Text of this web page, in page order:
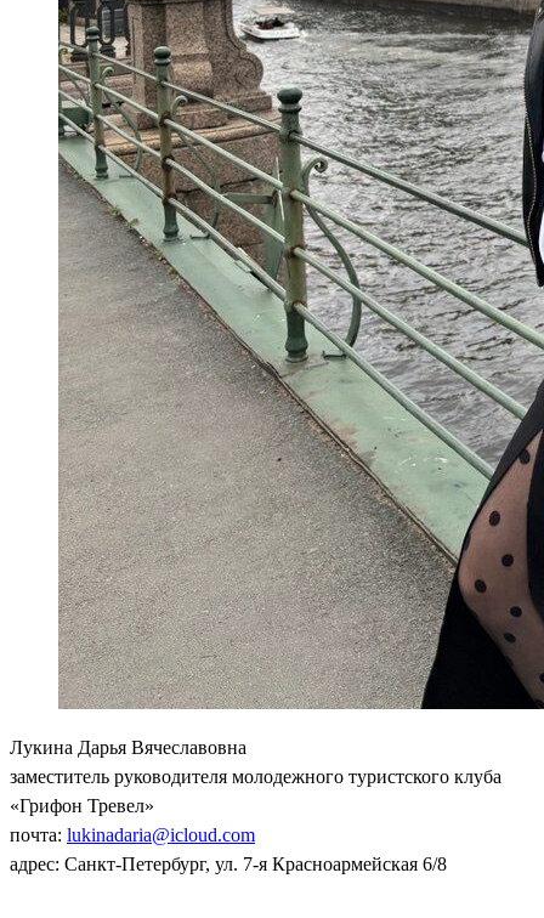
Лукина Дарья Вячеславовна
заместитель руководителя молодежного туристского клуба
«Грифон Тревел»
почта: lukinadaria@icloud.com
адрес: Санкт-Петербург, ул. 7-я Красноармейская 6/8